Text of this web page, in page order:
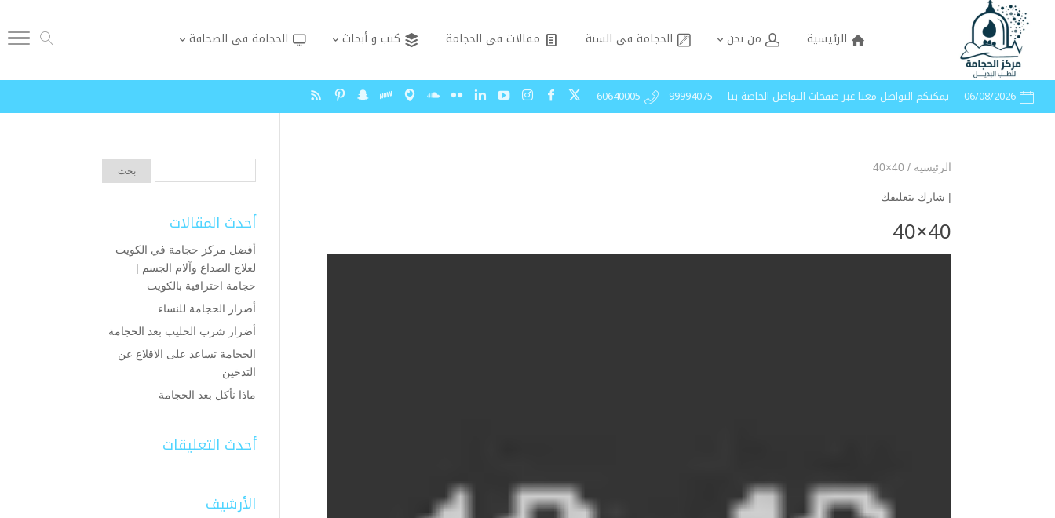
الرئيسية من نحن الحجامة في السنة مقالات في الحجامة كتب و أبحاث الحجامة فى الصحافة
06/08/2026 يمكنكم التواصل معنا عبر صفحات التواصل الخاصة بنا 99994075 - 60640005
الرئيسية /
40×40
| شارك بتعليقك
40×40 أحدث المقالات
أفضل مركز حجامة في الكويت
لعلاج الصداع وآلام الجسم |
حجامة احترافية بالكويت
أضرار الحجامة للنساء
أضرار شرب الحليب بعد الحجامة
الحجامة تساعد على الاقلاع عن
التدخين
ماذا نأكل بعد الحجامة
أحدث التعليقات
الأرشيف